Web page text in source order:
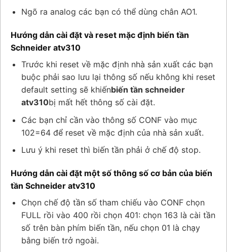
Ngõ ra analog các bạn có thể dùng chân AO1.
Hướng dẫn cài đặt và reset mặc định biến tần
Schneider atv310
Trước khi reset về mặc định nhà sản xuất các bạn
buộc phải sao lưu lại thông số nếu không khi reset
default setting sẽ khiếnbiến tần schneider
atv310bị mất hết thông số cài đặt.
Các bạn chỉ cần vào thông số CONF vào mục
102=64 để reset về mặc định của nhà sản xuất.
Lưu ý khi reset thì biến tần phải ở chế độ stop.
Hướng dẫn cài đặt một số thông số cơ bản của biến
tần Schneider atv310
Chọn chế độ tần số tham chiếu vào CONF chọn
FULL rồi vào 400 rồi chọn 401: chọn 163 là cài tần
số trên bàn phím biến tần, nếu chọn 01 là chạy
bằng biến trở ngoài.